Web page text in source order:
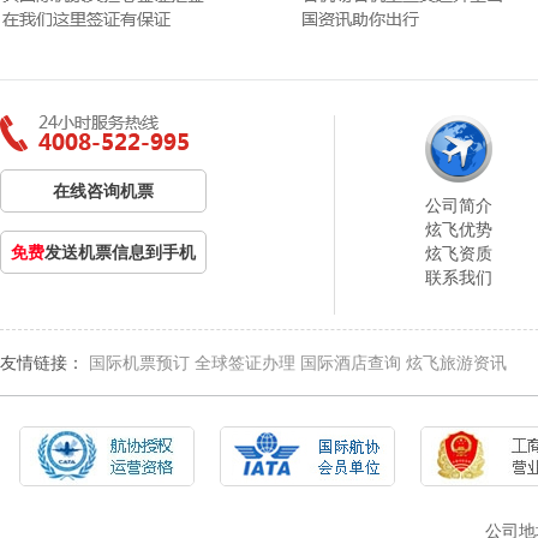
在线咨询机票
免费发送机票信息到手机
公司简介
炫飞优势
炫飞资质
联系我们
友情链接： 国际机票预订 全球签证办理 国际酒店查询 炫飞旅游资讯
公司